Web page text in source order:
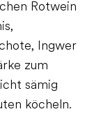
Rotwein
Ingwer
zum
sämig
köcheln.